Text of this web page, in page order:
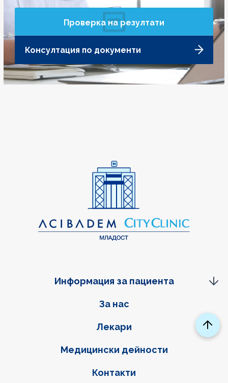
Проверка на резултати
Консултация по документи
Фуутер навигация
За нас
Лекари
Медицински дейности
Контакти
Информация за пациента